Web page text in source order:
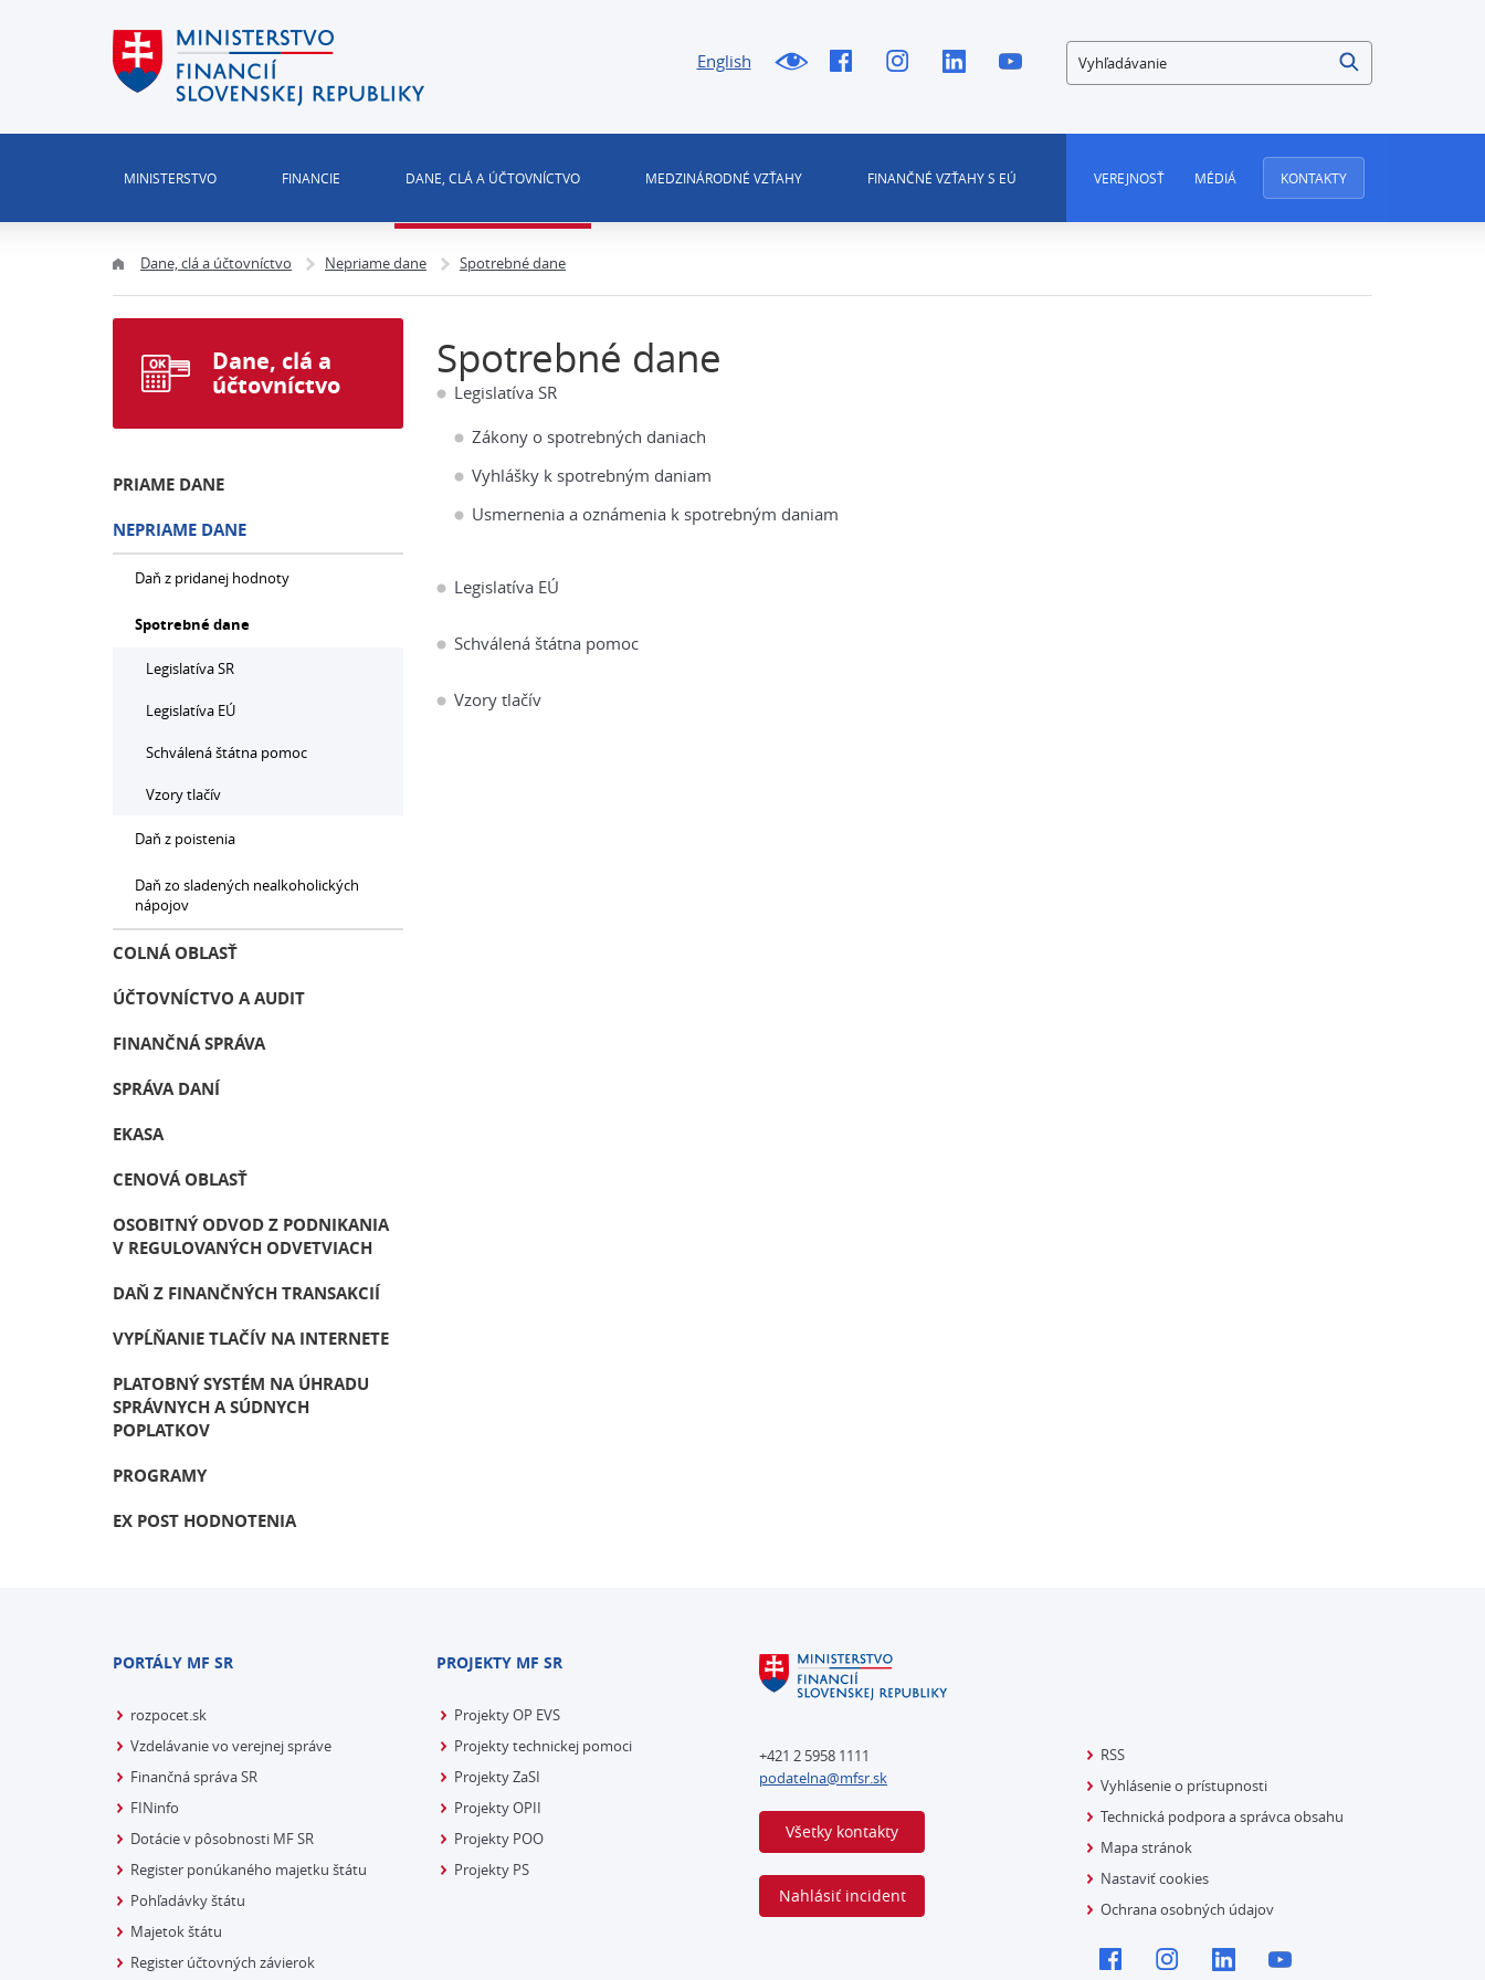
English Vyhľadávanie
MINISTERSTVO FINANCIE DANE, CLÁ A ÚČTOVNÍCTVO MEDZINÁRODNÉ VZŤAHY FINANČNÉ VZŤAHY S EÚ VEREJNOSŤ MÉDIÁ KONTAKTY
Dane, clá a účtovníctvo Nepriame dane Spotrebné dane
Spotrebné dane
Legislatíva SR
Zákony o spotrebných daniach
Vyhlášky k spotrebným daniam
Usmernenia a oznámenia k spotrebným daniam
Legislatíva EÚ
Schválená štátna pomoc
Vzory tlačív
Dane, clá a
účtovníctvo
PRIAME DANE
NEPRIAME DANE
Daň z pridanej hodnoty
Spotrebné dane
Legislatíva SR
Legislatíva EÚ
Schválená štátna pomoc
Vzory tlačív
Daň z poistenia
Daň zo sladených nealkoholických
nápojov
COLNÁ OBLASŤ
ÚČTOVNÍCTVO A AUDIT
FINANČNÁ SPRÁVA
SPRÁVA DANÍ
EKASA
CENOVÁ OBLASŤ
OSOBITNÝ ODVOD Z PODNIKANIA
V REGULOVANÝCH ODVETVIACH
DAŇ Z FINANČNÝCH TRANSAKCIÍ
VYPĹŇANIE TLAČÍV NA INTERNETE
PLATOBNÝ SYSTÉM NA ÚHRADU
SPRÁVNYCH A SÚDNYCH
POPLATKOV
PROGRAMY
EX POST HODNOTENIA
PORTÁLY MF SR
rozpocet.sk
Vzdelávanie vo verejnej správe
Finančná správa SR
FINinfo
Dotácie v pôsobnosti MF SR
Register ponúkaného majetku štátu
Pohľadávky štátu
Majetok štátu
Register účtovných závierok
PROJEKTY MF SR
Projekty OP EVS
Projekty technickej pomoci
Projekty ZaSI
Projekty OPII
Projekty POO
Projekty PS
+421 2 5958 1111
podatelna@mfsr.sk
Všetky kontakty
Nahlásiť incident
RSS
Vyhlásenie o prístupnosti
Technická podpora a správca obsahu
Mapa stránok
Nastaviť cookies
Ochrana osobných údajov